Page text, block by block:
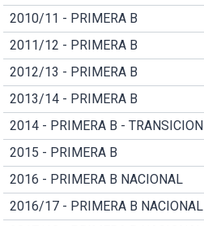
2010/11 - PRIMERA B
2011/12 - PRIMERA B
2012/13 - PRIMERA B
2013/14 - PRIMERA B
2014 - PRIMERA B - TRANSICION
2015 - PRIMERA B
2016 - PRIMERA B NACIONAL
2016/17 - PRIMERA B NACIONAL